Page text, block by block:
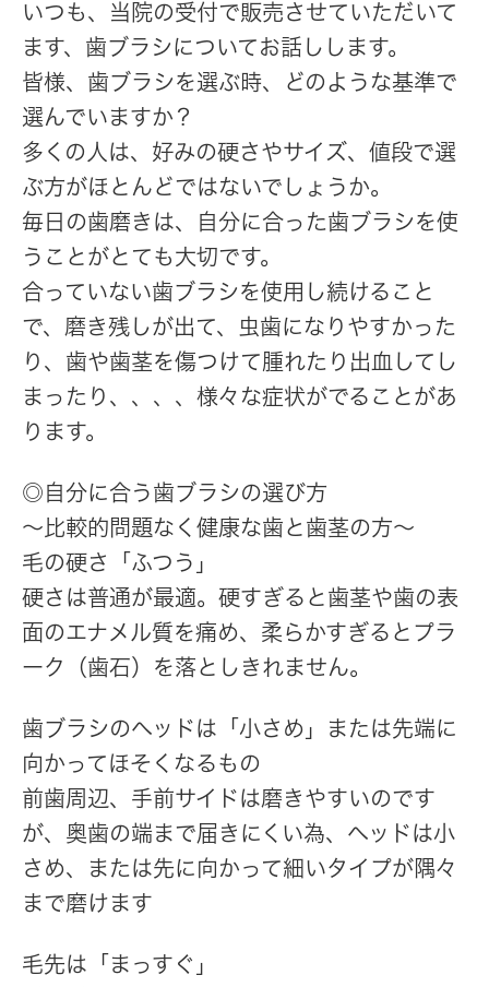
いつも、当院の受付で販売させていただいて
ます、歯ブラシについてお話しします。
皆様、歯ブラシを選ぶ時、どのような基準で
選んでいますか？
多くの人は、好みの硬さやサイズ、値段で選
ぶ方がほとんどではないでしょうか。
毎日の歯磨きは、自分に合った歯ブラシを使
うことがとても大切です。
合っていない歯ブラシを使用し続けること
で、磨き残しが出て、虫歯になりやすかった
り、歯や歯茎を傷つけて腫れたり出血してし
まったり、、、、様々な症状がでることがあ
ります。
◎自分に合う歯ブラシの選び方
〜比較的問題なく健康な歯と歯茎の方〜
毛の硬さ「ふつう」
硬さは普通が最適。硬すぎると歯茎や歯の表
面のエナメル質を痛め、柔らかすぎるとプラ
ーク（歯石）を落としきれません。
歯ブラシのヘッドは「小さめ」または先端に
向かってほそくなるもの
前歯周辺、手前サイドは磨きやすいのです
が、奥歯の端まで届きにくい為、ヘッドは小
さめ、または先に向かって細いタイプが隅々
まで磨けます
毛先は「まっすぐ」